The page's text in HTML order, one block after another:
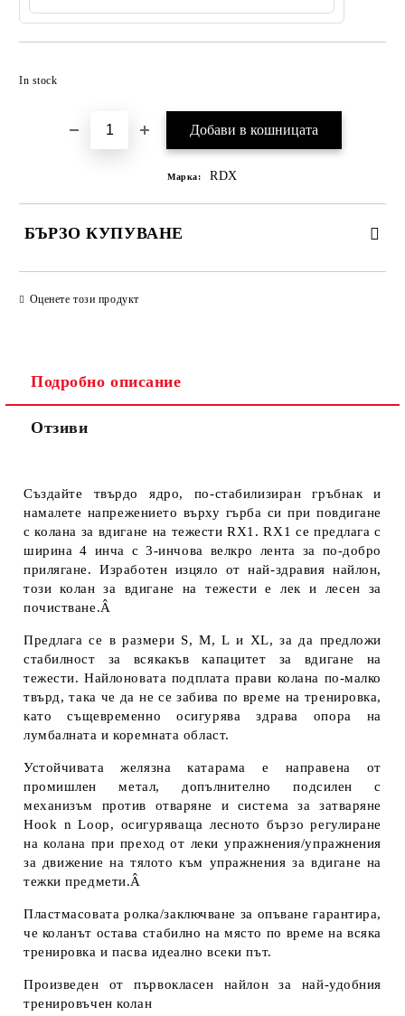
In stock
Марка: RDX
БЪРЗО КУПУВАНЕ
Оценете този продукт
Подробно описание
Отзиви
Създайте твърдо ядро, по-стабилизиран гръбнак и
намалете напрежението върху гърба си при повдигане
с колана за вдигане на тежести RX1. RX1 се предлага с
ширина 4 инча с 3-инчова велкро лента за по-добро
прилягане. Изработен изцяло от най-здравия найлон,
този колан за вдигане на тежести е лек и лесен за
почистване.Â
Предлага се в размери S, M, L и XL, за да предложи
стабилност за всякакъв капацитет за вдигане на
тежести. Найлоновата подплата прави колана по-малко
твърд, така че да не се забива по време на тренировка,
като същевременно осигурява здрава опора на
лумбалната и коремната област.
Устойчивата желязна катарама е направена от
промишлен метал, допълнително подсилен с
механизъм против отваряне и система за затваряне
Hook n Loop, осигуряваща лесното бързо регулиране
на колана при преход от леки упражнения/упражнения
за движение на тялото към упражнения за вдигане на
тежки предмети.Â
Пластмасовата ролка/заключване за опъване гарантира,
че коланът остава стабилно на място по време на всяка
тренировка и пасва идеално всеки път.
Произведен от първокласен найлон за най-удобния
тренировъчен колан